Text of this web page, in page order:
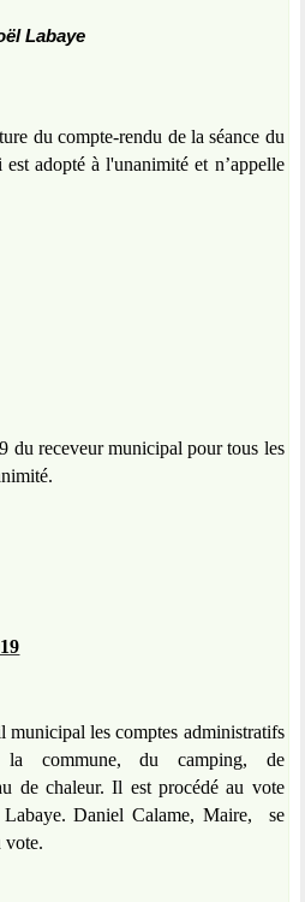
Labaye
du compte-rendu de la séance du
adopté à l'unanimité et n’appelle
du receveur municipal pour tous les
municipal les comptes administratifs
commune, du camping, de
de chaleur. Il est procédé au vote
Daniel Calame, Maire,
se
vote.